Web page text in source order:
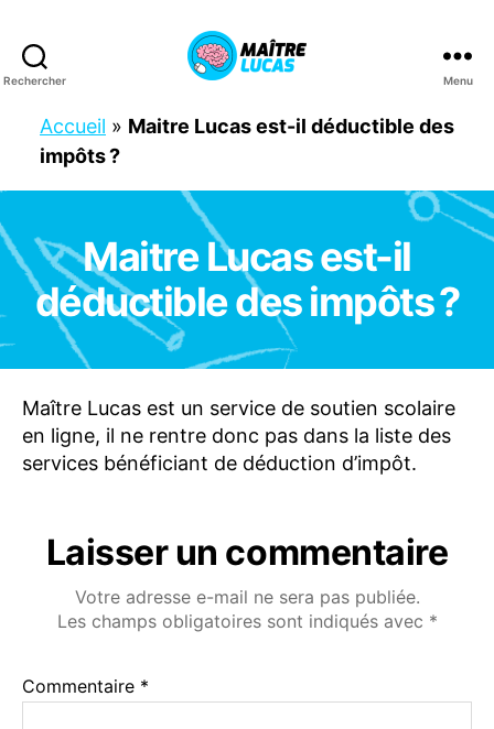
Rechercher
Lucas
Menu
Accueil » Maitre Lucas est-il déductible des
impôts ?
Catégories
A
Q
R
T
Maitre Lucas est-il
déductible des impôts ?
Maître Lucas est un service de soutien scolaire
en ligne, il ne rentre donc pas dans la liste des
services bénéficiant de déduction d’impôt.
Laisser un commentaire
Votre adresse e-mail ne sera pas publiée.
Les champs obligatoires sont indiqués avec *
Commentaire *